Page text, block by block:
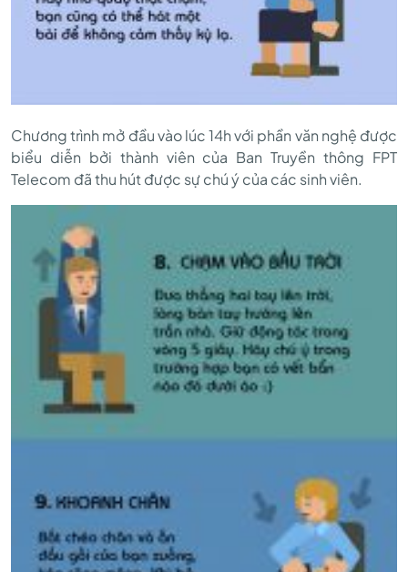
Chương trình mở đầu vào lúc 14h với phần văn nghệ được
biểu diễn bởi thành viên của Ban Truyền thông FPT
Telecom đã thu hút được sự chú ý của các sinh viên.